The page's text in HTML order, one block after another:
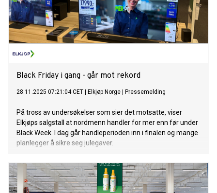
Black Friday i gang - går mot rekord
28.11.2025 07:21:04 CET Elkjøp Norge Pressemelding
På tross av undersøkelser som sier det motsatte, viser
Elkjøps salgstall at nordmenn handler for mer enn før under
Black Week. I dag går handleperioden inn i finalen og mange
planlegger å sikre seg julegaver.